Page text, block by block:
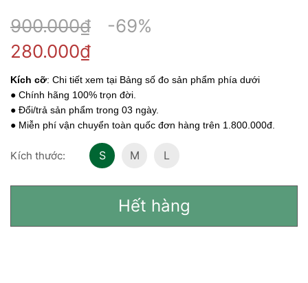
900.000₫
-69%
280.000₫
Kích cỡ: Chi tiết xem tại Bảng số đo sản phẩm phía dưới
● Chính hãng 100% trọn đời.
● Đổi/trả sản phẩm trong 03 ngày.
● Miễn phí vận chuyển toàn quốc đơn hàng trên 1.800.000đ.
Kích thước: S M L
Hết hàng